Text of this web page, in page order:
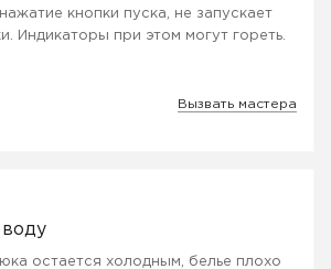
кнопки пуска, не запускает
Индикаторы при этом могут гореть.
Вызвать мастера
воду
остается холодным, белье плохо